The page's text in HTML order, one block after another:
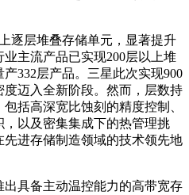
逐层堆叠存储单元，显著提升
主流产品已实现200层以上堆
332层产品。三星此次实现900
迈入全新阶段。然而，层数持
括高深宽比蚀刻的精度控制、
以及密集集成下的热管理挑
进存储制造领域的技术领先地
具备主动温控能力的高带宽存